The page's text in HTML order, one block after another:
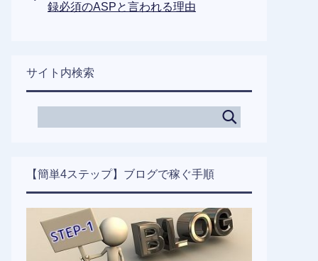
録必須のASPと言われる理由
サイト内検索
【簡単4ステップ】ブログで稼ぐ手順